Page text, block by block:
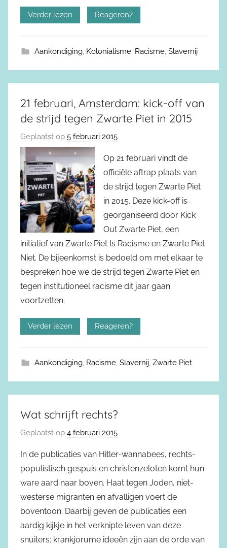
Verder lezen Reageren?
Aankondiging, Kolonialisme, Racisme, Slavernij
21 februari, Amsterdam: kick-off van
de strijd tegen Zwarte Piet in 2015
Geplaatst op 5 februari 2015
Op 21 februari vindt de
officiële aftrap plaats van
de strijd tegen Zwarte Piet
in 2015. Deze kick-off is
georganiseerd door Kick
Out Zwarte Piet, een
initiatief van Zwarte Piet Is Racisme en Zwarte Piet
Niet. De bijeenkomst is bedoeld om met elkaar te
bespreken hoe we de strijd tegen Zwarte Piet en
tegen institutioneel racisme dit jaar gaan
voortzetten.
Verder lezen Reageren?
Aankondiging, Racisme, Slavernij, Zwarte Piet
Wat schrijft rechts?
Geplaatst op 4 februari 2015
In de publicaties van Hitler-wannabees, rechts-
populistisch gespuis en christenzeloten komt hun
ware aard naar boven. Haat tegen Joden, niet-
westerse migranten en afvalligen voert de
boventoon. Daarbij geven de publicaties een
aardig kijkje in het verknipte leven van deze
snuiters: krankjorume ideeën zijn aan de orde van